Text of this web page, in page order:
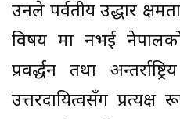
उनले पर्वतीय उद्धार
विषय मात्र नभई नेपालको
प्रवर्द्धन तथा
उत्तरदायित्वसँग